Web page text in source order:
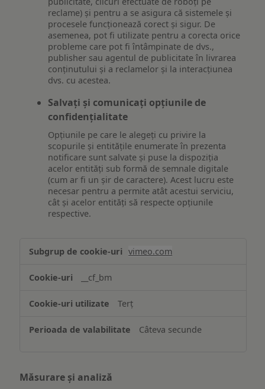
reclame) și pentru a se asigura că sistemele și
procesele funcționează corect și sigur. De
asemenea, pot fi utilizate pentru a corecta orice
probleme care pot fi întâmpinate de dvs.,
publisher sau agentul de publicitate în livrarea
conținutului și a reclamelor și la interacțiunea
dvs. cu acestea.
Salvați și comunicați opțiunile de
confidențialitate
Opțiunile pe care le alegeți cu privire la
scopurile și entitățile enumerate în prezenta
notificare sunt salvate și puse la dispoziția
acelor entități sub formă de semnale digitale
(cum ar fi un șir de caractere). Acest lucru este
necesar pentru a permite atât acestui serviciu,
cât și acelor entități să respecte opțiunile
respective.
Asigurarea
funcționalităților
website-
ului
vimeo.com
__cf_bm
Terț
Câteva secunde
Măsurare și analiză